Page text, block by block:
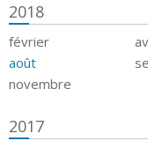
2018
février
août
novembre
2017